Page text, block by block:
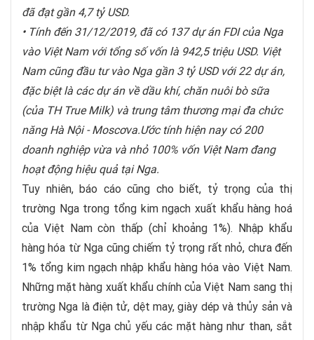
đã đạt gần 4,7 tỷ USD.
•Tính đến 31/12/2019, đã có 137 dự án FDI của Nga
vào Việt Nam với tổng số vốn là 942,5 triệu USD. Việt
Nam cũng đầu tư vào Nga gần 3 tỷ USD với 22 dự án,
đặc biệt là các dự án về dầu khí, chăn nuôi bò sữa
(của TH True Milk) và trung tâm thương mại đa chức
năng Hà Nội - Moscơva.Ước tính hiện nay có 200
doanh nghiệp vừa và nhỏ 100% vốn Việt Nam đang
hoạt động hiệu quả tại Nga.
Tuy nhiên, báo cáo cũng cho biết, tỷ trọng của thị
trường Nga trong tổng kim ngạch xuất khẩu hàng hoá
của Việt Nam còn thấp (chỉ khoảng 1%). Nhập khẩu
hàng hóa từ Nga cũng chiếm tỷ trọng rất nhỏ, chưa đến
1% tổng kim ngạch nhập khẩu hàng hóa vào Việt Nam.
Những mặt hàng xuất khẩu chính của Việt Nam sang thị
trường Nga là điện tử, dệt may, giày dép và thủy sản và
nhập khẩu từ Nga chủ yếu các mặt hàng như than, sắt